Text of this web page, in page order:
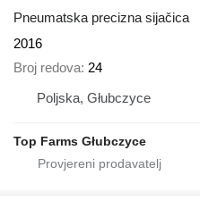
Pneumatska precizna sijačica
2016
Broj redova 24
Poljska, Głubczyce
Top Farms Głubczyce